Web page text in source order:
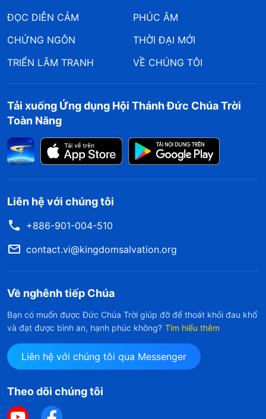
ĐỌC DIỄN CẢM
PHÚC ÂM
CHỨNG NGÔN
THỜI ĐẠI MỚI
TRIỂN LÃM TRANH
VỀ CHÚNG TÔI
Tải xuống Ứng dụng Hội Thánh Đức Chúa Trời
Toàn Năng
Liên hệ với chúng tôi
+886-901-004-510
contact.vi@kingdomsalvation.org
Về nghênh tiếp Chúa
Bạn có muốn được Đức Chúa Trời giúp đỡ để thoát khỏi đau khổ
và đạt được bình an, hạnh phúc không? Tìm hiểu thêm
Liên hệ với chúng tôi qua Messenger
Theo dõi chúng tôi